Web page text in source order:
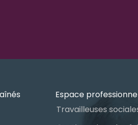
Espace
Travailleuses